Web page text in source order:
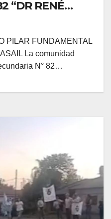
“DR RENÉ
PILAR FUNDAMENTAL
La comunidad
N° 82…